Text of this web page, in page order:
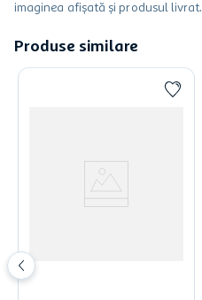
imaginea afișată și produsul livrat.
Produse similare